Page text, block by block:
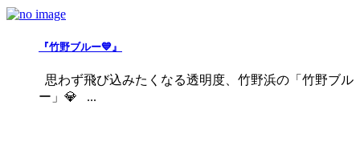
『竹野ブルー💙』
思わず飛び込みたくなる透明度、竹野浜の「竹野ブル
ー」💎 ...